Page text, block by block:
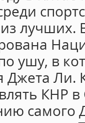
лучших.
ушу, в
Джета Ли.
КНР
самого